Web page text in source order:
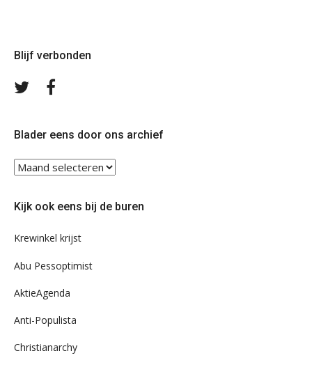
Blijf verbonden
Volg
Blader eens door ons archief
Blader
ons
Kijk ook eens bij de buren
Krewinkel krijst
Abu Pessoptimist
AktieAgenda
Anti-Populista
Christianarchy